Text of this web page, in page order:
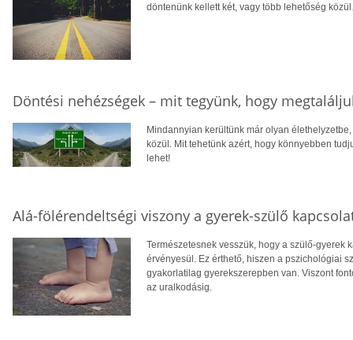
döntenünk kellett két, vagy több lehetőség
Döntési nehézségek – mit tegyünk, hogy
Mindannyian kerültünk már olyan
közül. Mit tehetünk azért, hogy könnyebben
lehet!
Alá-fölérendeltségi viszony a gyerek-szülő
Természetesnek vesszük, hogy a szülő-gyerek
érvényesül. Ez érthető, hiszen a pszichológiai
gyakorlatilag gyerekszerepben van. Viszont
az uralkodásig.